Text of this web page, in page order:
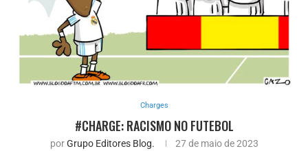
Charges
#CHARGE: RACISMO NO FUTEBOL
porGrupo Editores Blog. 27 de maio de 2023